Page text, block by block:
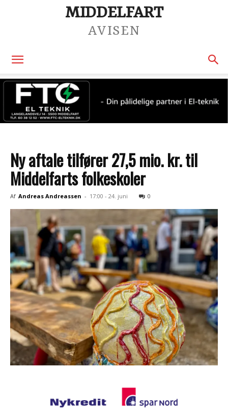
MIDDELFART
AVISEN
Ny aftale tilfører 27,5 mio. kr. til
Middelfarts folkeskoler
Af Andreas Andreassen - 17:00 - 24. juni 0